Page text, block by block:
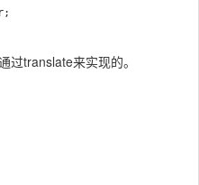
过translate来实现的。